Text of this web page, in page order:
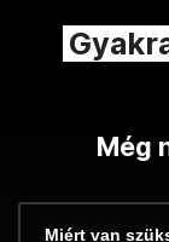
Még
Miért van